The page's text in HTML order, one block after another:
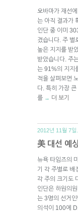
오바마가 재선
는 아직 결과가
인단 중 이미
겼습니다. 주 별
높은 지지를 받
받았습니다. 주
는 91%의 지지
적을 살펴보면
다. 특히 가장
를 → 더 보기
2012년 11월 7일.
美 대선 예
뉴욕 타임즈의
기 각 주별로 배
각 주의 크기도
인단은 하원의
는 3명의 선거
의석이 100에